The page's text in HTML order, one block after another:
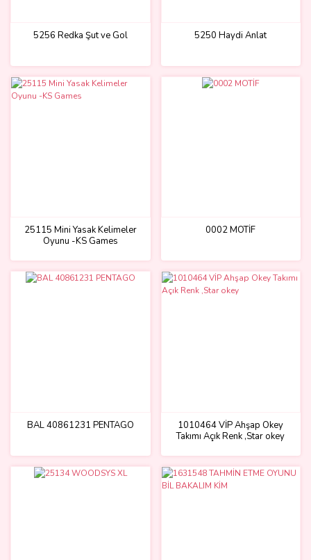
5256 Redka Şut ve Gol 5250 Haydi Anlat
25115 Mini Yasak Kelimeler
Oyunu -KS Games
0002 MOTİF
BAL 40861231 PENTAGO
1010464 VİP Ahşap Okey
Takımı Açık Renk ,Star okey